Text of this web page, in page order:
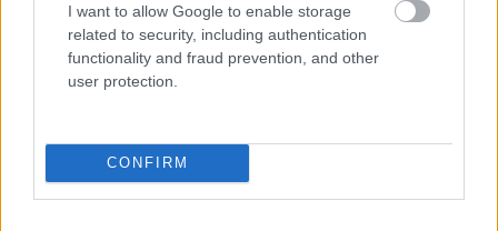
I want to allow Google to enable storage
related to security, including authentication
functionality and fraud prevention, and other
user protection.
CONFIRM